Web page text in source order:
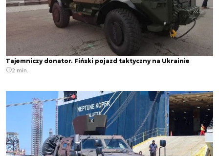
Tajemniczy donator. Fiński pojazd taktyczny na Ukrainie
2 min.